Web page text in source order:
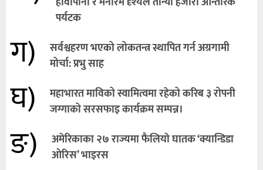
पर्यटक
ग)
सर्वश्वहरण भएको लोकतन्त्र स्थापित गर्न अग्रगामी
मोर्चा: प्रभु साह
घ)
महाभारत माविको स्वामित्वमा रहेको करिब ३ रोपनी
जग्गाको सरसफाइ कार्यक्रम सम्पन्न।
ङ)
अमेरिकाका २७ राज्यमा फैलियाे घातक ‘क्यान्डिडा
ओरिस’ भाइरस